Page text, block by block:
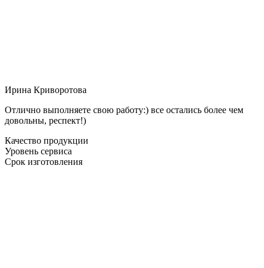
Ирина Криворотова
Отлично выполняете свою работу:) все остались более чем
довольны, респект!)
Качество продукции
Уровень сервиса
Срок изготовления